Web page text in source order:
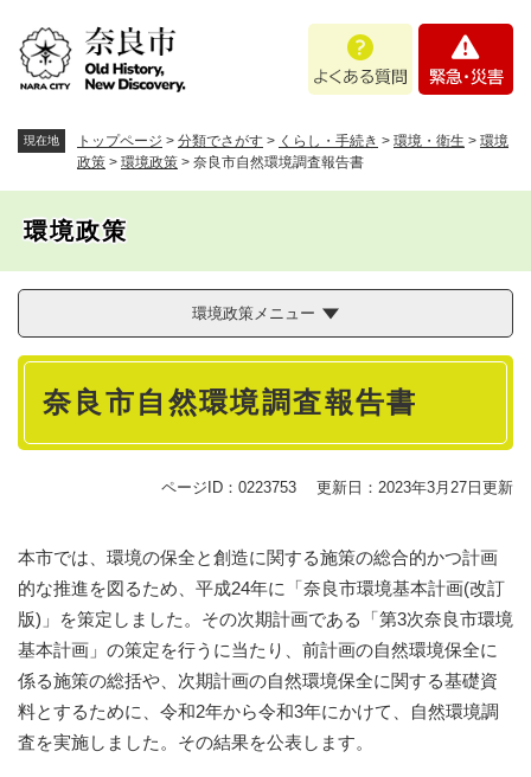
あ
問
・
現在地 トップページ > 分類でさがす > くらし・手続き > 環境・衛生 > 環境
政策 > 環境政策 > 奈良市自然環境調査報告書
環境政策
環境政策メニュー
本
奈良市自然環境調査報告書
ページID：0223753 更新日：2023年3月27日更新
本市では、環境の保全と創造に関する施策の総合的かつ計画
的な推進を図るため、平成24年に「奈良市環境基本計画(改訂
版)」を策定しました。その次期計画である「第3次奈良市環境
基本計画」の策定を行うに当たり、前計画の自然環境保全に
係る施策の総括や、次期計画の自然環境保全に関する基礎資
料とするために、令和2年から令和3年にかけて、自然環境調
査を実施しました。その結果を公表します。